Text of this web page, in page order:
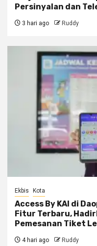
Persinyalan dan
3 hari ago Ruddy
Ekbis Kota
Access By KAI di
Fitur Terbaru,
Pemesanan Tiket
4 hari ago Ruddy